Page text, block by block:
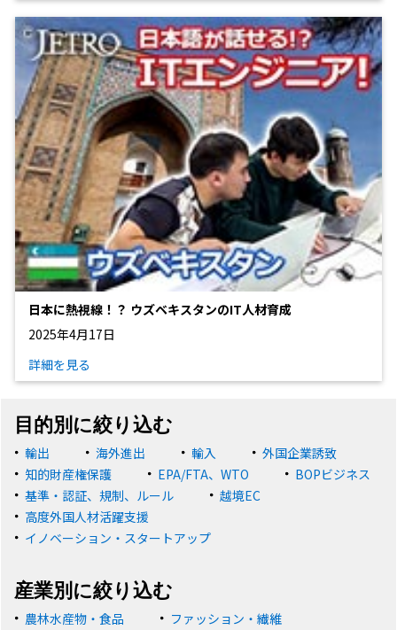
日本に熱視線！？ ウズベキスタンのIT人材育成
2025年4月17日
詳細を見る
目的別に絞り込む
輸出 海外進出 輸入
外国企業誘致
知的財産権保護
EPA/FTA、WTO
BOPビジネス
基準・認証、規制、ルール
越境EC
高度外国人材活躍支援
イノベーション・スタートアップ
産業別に絞り込む
農林水産物・食品
ファッション・繊維